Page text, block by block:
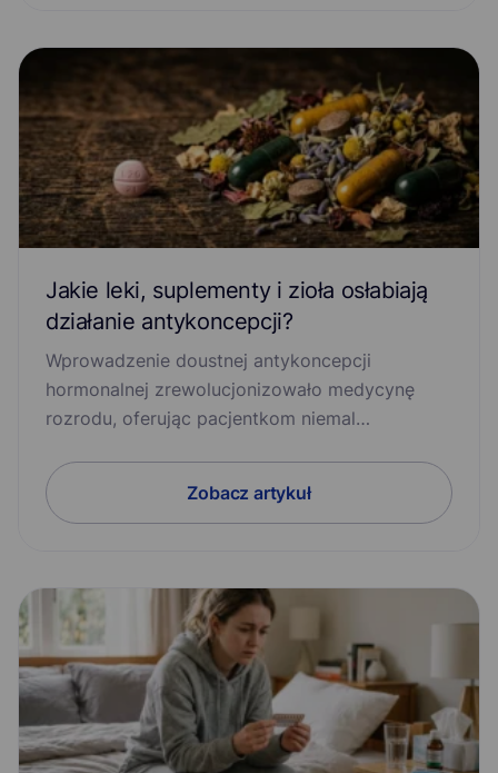
Jakie leki, suplementy i zioła osłabiają
działanie antykoncepcji?
Wprowadzenie doustnej antykoncepcji
hormonalnej zrewolucjonizowało medycynę
rozrodu, oferując pacjentkom niemal…
Zobacz artykuł